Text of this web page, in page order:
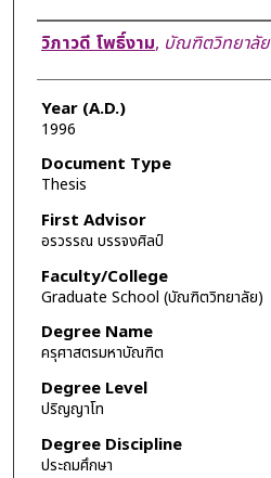
Author
วิภาวดี โพธิ์งาม, บัณฑิตวิทยาลัย
Year (A.D.)
1996
Document Type
Thesis
First Advisor
อรวรรณ บรรจงศิลป์
Faculty/College
Graduate School (บัณฑิตวิทยาลัย)
Degree Name
ครุศาสตรมหาบัณฑิต
Degree Level
ปริญญาโท
Degree Discipline
ประถมศึกษา